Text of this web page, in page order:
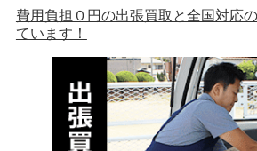
費用負担０円の出張買取と全国対応
ています！